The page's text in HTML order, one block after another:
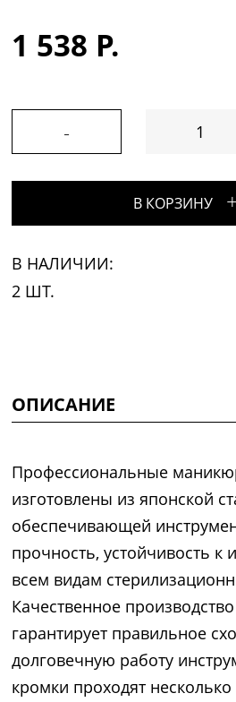
1 538 Р.
-
В КОРЗИНУ
В НАЛИЧИИ:
2 ШТ.
ОПИСАНИЕ
Профессиональные
изготовлены из японской
обеспечивающей
прочность, устойчивость к
всем видам
Качественное производство
гарантирует правильное
долговечную работу
кромки проходят